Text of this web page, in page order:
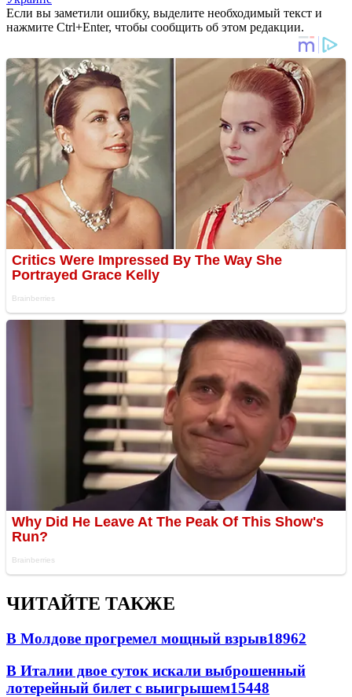
Если вы заметили ошибку, выделите необходимый текст и
нажмите Ctrl+Enter, чтобы сообщить об этом редакции.
ЧИТАЙТЕ ТАКЖЕ
В Молдове прогремел мощный взрыв18962
В Италии двое суток искали выброшенный
лотерейный билет с выигрышем15448